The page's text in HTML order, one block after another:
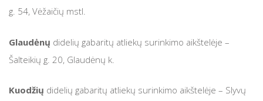
g. 54, Vėžaičių mstl.
Glaudėnų didelių gabaritų atliekų surinkimo aikštelėje –
Šalteikių g. 20, Glaudėnų k.
Kuodžių didelių gabaritų atliekų surinkimo aikštelėje – Slyvų